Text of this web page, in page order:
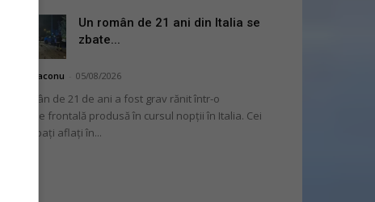
Un român de 21 ani din Italia se
zbate...
Mihai Diaconu 05/08/2026
Un român de 21 de ani a fost grav rănit într-o
coliziune frontală produsă în cursul nopții în Italia. Cei
doi bărbați aflați în...